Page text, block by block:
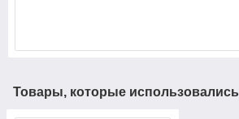
Товары, которые использовались